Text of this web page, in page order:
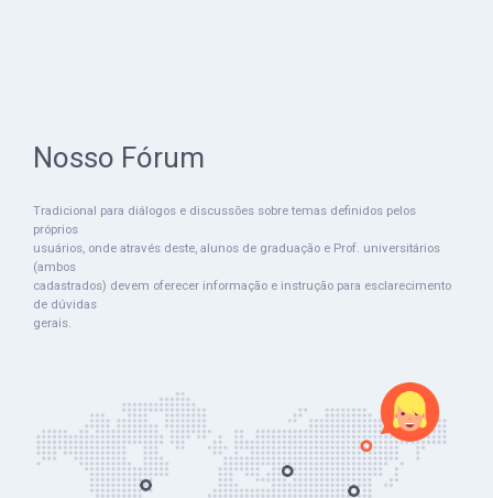
Nosso Fórum
Tradicional para diálogos e discussões sobre temas definidos pelos
próprios
usuários, onde através deste, alunos de graduação e Prof. universitários
(ambos
cadastrados) devem oferecer informação e instrução para esclarecimento
de dúvidas
gerais.